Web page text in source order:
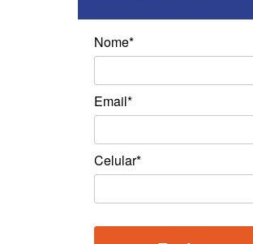
Nome*
Email*
Celular*